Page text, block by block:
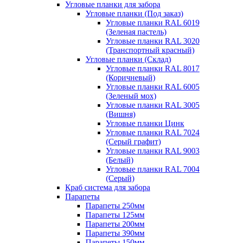
Угловые планки для забора
Угловые планки (Под заказ)
Угловые планки RAL 6019
(Зеленая пастель)
Угловые планки RAL 3020
(Транспортный красный)
Угловые планки (Склад)
Угловые планки RAL 8017
(Коричневый)
Угловые планки RAL 6005
(Зеленый мох)
Угловые планки RAL 3005
(Вишня)
Угловые планки Цинк
Угловые планки RAL 7024
(Серый графит)
Угловые планки RAL 9003
(Белый)
Угловые планки RAL 7004
(Серый)
Краб система для забора
Парапеты
Парапеты 250мм
Парапеты 125мм
Парапеты 200мм
Парапеты 390мм